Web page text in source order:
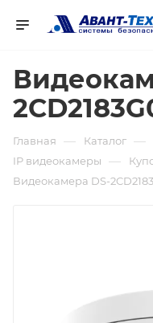
Главная — Каталог —
IP видеокамеры —
Видеокамера DS-